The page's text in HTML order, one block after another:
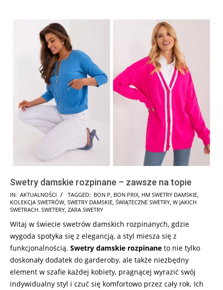
Swetry damskie rozpinane – zawsze na topie
2024-
12-
IN: AKTUALNOŚCI TAGGED: BON P BON PRIX HM SWETRY DAMSKIE
KOLEKCJA SWETRÓW SWETRY DAMSKIE ŚWIĄTECZNE SWETRY W JAKICH
SWETRACH. SWETERY ZARA SWETRY
Witaj w świecie swetrów damskich rozpinanych, gdzie
wygoda spotyka się z elegancją, a styl miesza się z
funkcjonalnością. Swetry damskie rozpinane to nie tylko
doskonały dodatek do garderoby, ale także niezbędny
element w szafie każdej kobiety, pragnącej wyrazić swój
indywidualny styl i czuć się komfortowo przez cały rok. Ich